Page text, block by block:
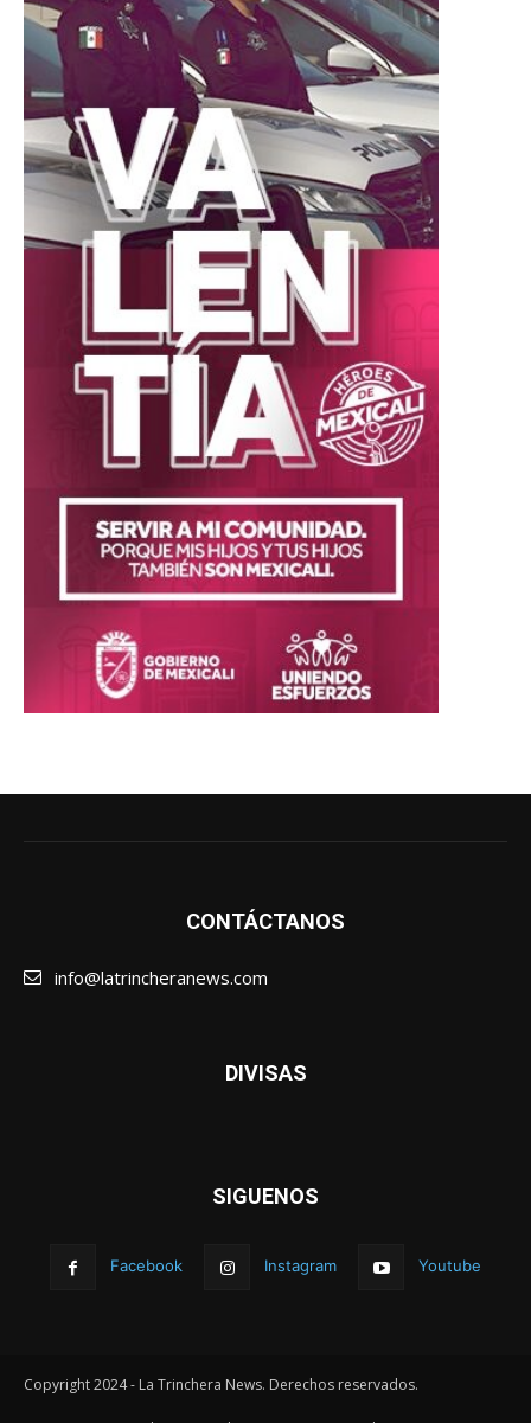
CONTÁCTANOS
info@latrincheranews.com
DIVISAS
SIGUENOS
Facebook Instagram Youtube
Copyright 2024 - La Trinchera News. Derechos reservados.